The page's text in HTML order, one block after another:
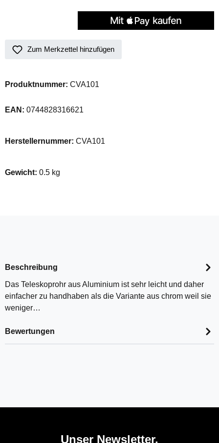
Zum Merkzettel hinzufügen
Produktnummer: CVA101
EAN: 0744828316621
Herstellernummer: CVA101
Gewicht: 0.5 kg
Beschreibung
Das Teleskoprohr aus Aluminium ist sehr leicht und daher
einfacher zu handhaben als die Variante aus chrom weil sie
weniger…
Bewertungen
Unser Newsletter.